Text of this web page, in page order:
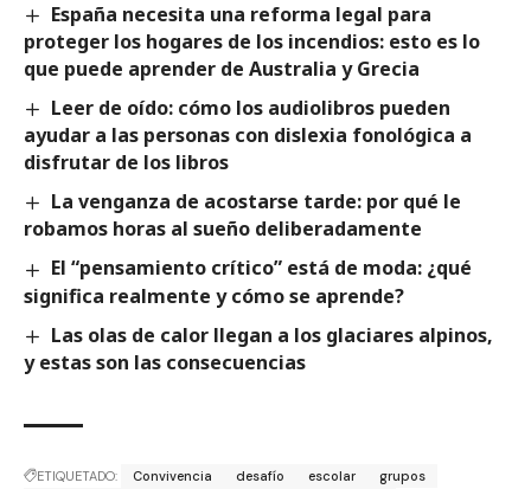
España necesita una reforma legal para
proteger los hogares de los incendios: esto es lo
que puede aprender de Australia y Grecia
Leer de oído: cómo los audiolibros pueden
ayudar a las personas con dislexia fonológica a
disfrutar de los libros
La venganza de acostarse tarde: por qué le
robamos horas al sueño deliberadamente
El “pensamiento crítico” está de moda: ¿qué
significa realmente y cómo se aprende?
Las olas de calor llegan a los glaciares alpinos,
y estas son las consecuencias
ETIQUETADO: Convivencia desafío escolar
grupos